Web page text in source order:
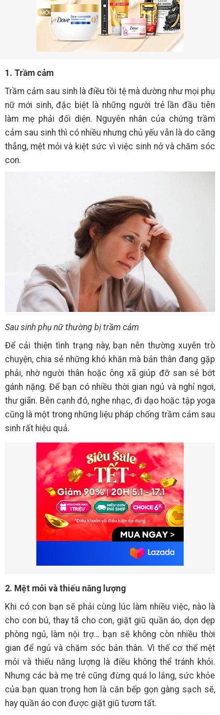
1. Trầm cảm
Trầm cảm sau sinh là điều tồi tệ mà dường như mọi phụ
nữ mới sinh, đặc biệt là những người trẻ lần đầu tiên
làm mẹ phải đối diện. Nguyên nhân của chứng trầm
cảm sau sinh thì có nhiều nhưng chủ yếu vẫn là do căng
thẳng, mệt mỏi và kiệt sức vì việc sinh nở và chăm sóc
con.
Sau sinh phụ nữ thường bị trầm cảm
Để cải thiện tình trạng này, bạn nên thường xuyên trò
chuyện, chia sẻ những khó khăn mà bản thân đang gặp
phải, nhờ người thân hoặc ông xã giúp đỡ san sẻ bớt
gánh nặng. Để bạn có nhiều thời gian ngủ và nghỉ ngơi,
thư giãn. Bên cạnh đó, nghe nhạc, đi dạo hoặc tập yoga
cũng là một trong những liệu pháp chống trầm cảm sau
sinh rất hiệu quả.
2. Mệt mỏi và thiếu năng lượng
Khi có con bạn sẽ phải cùng lúc làm nhiều việc, nào là
cho con bú, thay tã cho con, giặt giũ quần áo, dọn dẹp
phòng ngủ, làm nội trợ… bạn sẽ không còn nhiều thời
gian để ngủ và chăm sóc bản thân. Vì thế cơ thể mệt
mỏi và thiếu năng lượng là điều không thể tránh khỏi.
Nhưng các bà mẹ trẻ cũng đừng quá lo lắng, sức khỏe
của bạn quan trọng hơn là căn bếp gọn gàng sạch sẽ,
hay quần áo con được giặt giũ tươm tất.